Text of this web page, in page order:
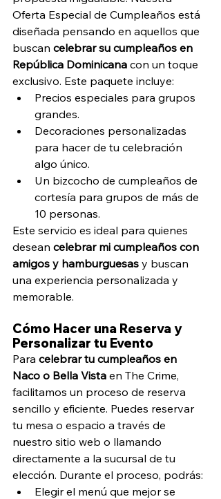
Oferta Especial de Cumpleaños está
diseñada pensando en aquellos que
buscan celebrar su cumpleaños en
República Dominicana con un toque
exclusivo. Este paquete incluye:
Precios especiales para grupos
grandes.
Decoraciones personalizadas
para hacer de tu celebración
algo único.
Un bizcocho de cumpleaños de
cortesía para grupos de más de
10 personas.
Este servicio es ideal para quienes
desean celebrar mi cumpleaños con
amigos y hamburguesas y buscan
una experiencia personalizada y
memorable.
Cómo Hacer una Reserva y
Personalizar tu Evento
Para celebrar tu cumpleaños en
Naco o Bella Vista en The Crime,
facilitamos un proceso de reserva
sencillo y eficiente. Puedes reservar
tu mesa o espacio a través de
nuestro sitio web o llamando
directamente a la sucursal de tu
elección. Durante el proceso, podrás:
Elegir el menú que mejor se